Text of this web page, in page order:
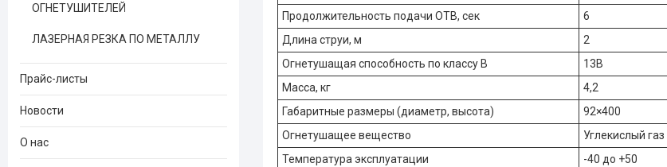
Продолжительность подачи ОТВ, сек
6
Длина струи, м
2
Огнетушащая способность по классу В
13B
Масса, кг
4,2
Габаритные размеры (диаметр, высота)
92×400
Огнетушащее вещество
Углекислый газ
Температура эксплуатации
-40 до +50
ОГНЕТУШИТЕЛЕЙ
ЛАЗЕРНАЯ РЕЗКА ПО МЕТАЛЛУ
Прайс-листы
Новости
О нас